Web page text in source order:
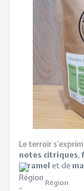
Le terroir
notes citriques,
caramel et de
Région